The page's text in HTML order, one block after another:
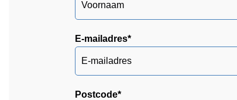
E-mailadres*
Postcode*